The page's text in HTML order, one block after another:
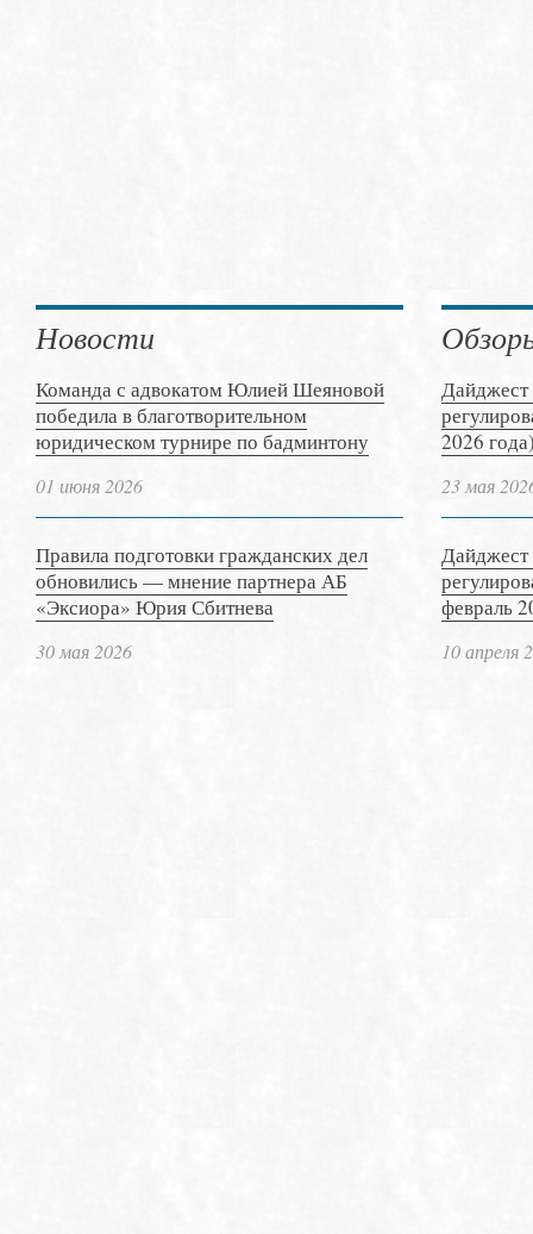
Новости
Команда с адвокатом Юлией Шеяновой
победила в благотворительном
юридическом турнире по бадминтону
01 июня 2026
Правила подготовки гражданских дел
обновились — мнение партнера АБ
«Эксиора» Юрия Сбитнева
30 мая 2026
Дайджест
2026
23 мая
Дайджест
февраль
10 апреля